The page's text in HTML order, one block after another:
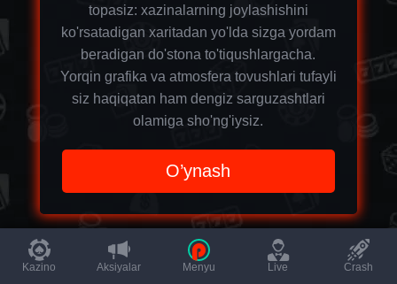
topasiz: xazinalarning joylashishini
ko'rsatadigan xaritadan yo'lda sizga yordam
beradigan do'stona to'tiqushlargacha.
Yorqin grafika va atmosfera tovushlari tufayli
siz haqiqatan ham dengiz sarguzashtlari
olamiga sho'ng'iysiz.
O’ynash
Kazino Aksiyalar Menyu Live Crash